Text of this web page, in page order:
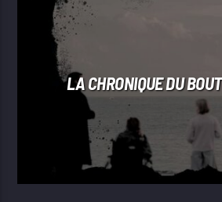
LA CHRONIQUE DU